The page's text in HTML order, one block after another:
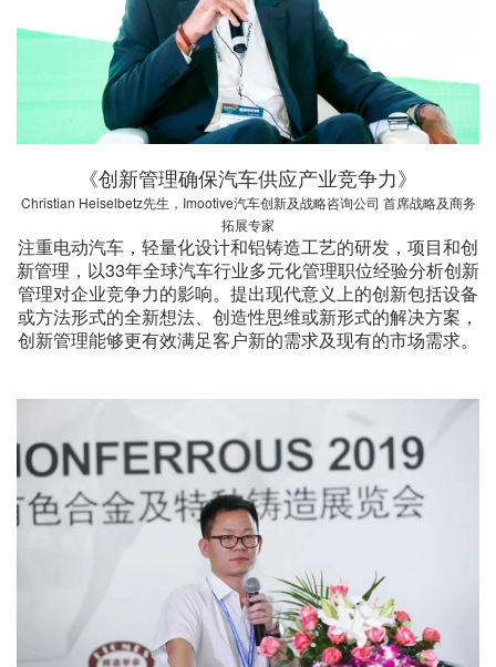
《创新管理确保汽车供应产业竞争力》
Christian Heiselbetz先生，Imootive汽车创新及战略咨询公司 首席战略及商务
拓展专家
注重电动汽车，轻量化设计和铝铸造工艺的研发，项目和创
新管理，以33年全球汽车行业多元化管理职位经验分析创新
管理对企业竞争力的影响。提出现代意义上的创新包括设备
或方法形式的全新想法、创造性思维或新形式的解决方案，
创新管理能够更有效满足客户新的需求及现有的市场需求。